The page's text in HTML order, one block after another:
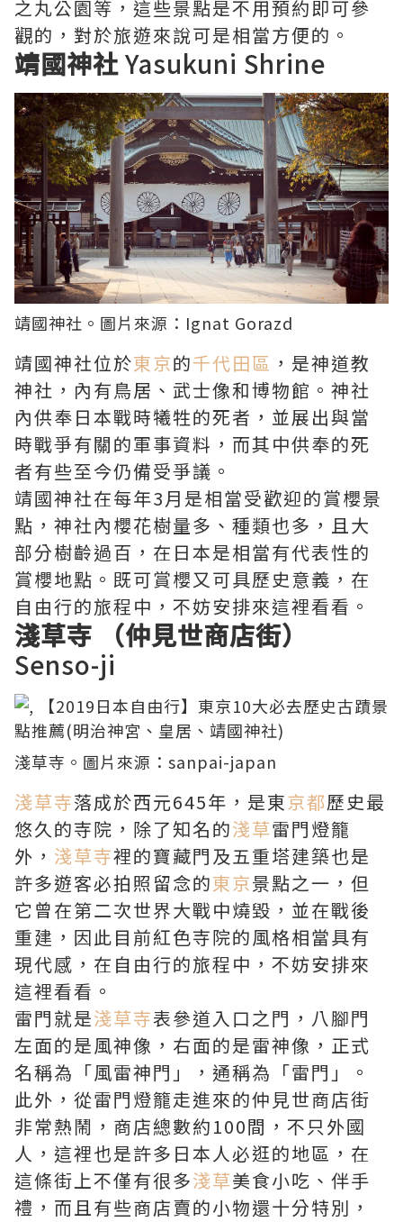
之丸公園等，這些景點是不用預約即可參
觀的，對於旅遊來說可是相當方便的。
靖國神社Yasukuni Shrine
靖國神社。圖片來源： Ignat Gorazd
靖國神社位於東京的千代田區 ，是神道教
神社，內有鳥居、武士像和博物館。神社
內供奉日本戰時犧牲的死者，並展出與當
時戰爭有關的軍事資料，而其中供奉的死
者有些至今仍備受爭議。
靖國神社在每年3月是相當受歡迎的賞櫻景
點，神社內櫻花樹量多、種類也多，且大
部分樹齡過百，在日本是相當有代表性的
賞櫻地點。既可賞櫻又可具歷史意義，在
自由行的旅程中，不妨安排來這裡看看。
淺草寺 （仲見世商店街）
Senso-ji
淺草寺 。圖片來源： sanpai-japan
淺草寺落成於西元645年，是東京都歷史最
悠久的寺院，除了知名的淺草雷門燈籠
外， 淺草寺裡的寶藏門及五重塔建築也是
許多遊客必拍照留念的東京景點之一，但
它曾在第二次世界大戰中燒毀，並在戰後
重建，因此目前紅色寺院的風格相當具有
現代感，在自由行的旅程中，不妨安排來
這裡看看。
雷門就是淺草寺表參道入口之門，八腳門
左面的是風神像，右面的是雷神像，正式
名稱為「風雷神門」，通稱為「雷門」。
此外，從雷門燈籠走進來的仲見世商店街
非常熱鬧，商店總數約100間，不只外國
人，這裡也是許多日本人必逛的地區，在
這條街上不僅有很多淺草美食小吃、伴手
禮，而且有些商店賣的小物還十分特別，